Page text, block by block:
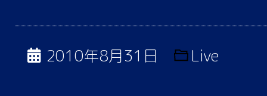
2010年8月31日 Live